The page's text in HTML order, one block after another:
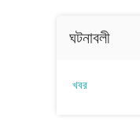
ঘটনাবলী
খবর